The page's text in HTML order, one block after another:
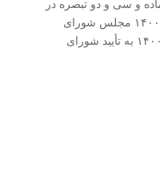
و سی و دو تبصره در
جلسه علنی روز یکشنبه مورخ۱۴۰۰/۵/۱۷ مجلس شورای
اسلامی تصویب شد و در تاریخ ۱۴۰۰/۶/۳ به تأیید شورای